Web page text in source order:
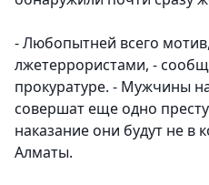
- Любопытней всего
лжетеррористами, -
прокуратуре. - Мужчины
совершат еще одно
наказание они будут не в
Алматы.